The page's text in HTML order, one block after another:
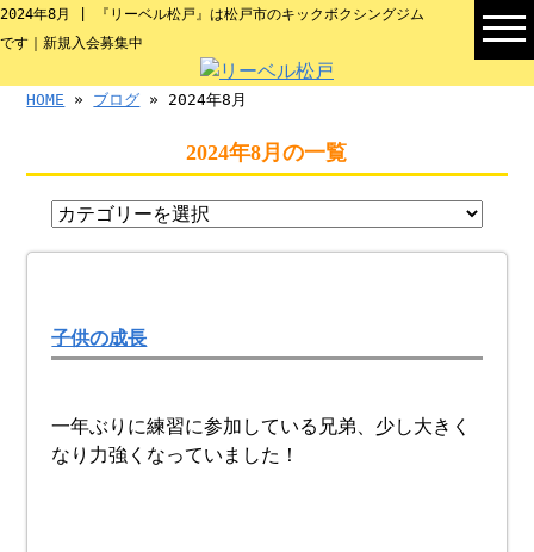
2024年8月 | 『リーベル松戸』は松戸市のキックボクシングジム
です｜新規入会募集中
HOME » ブログ » 2024年8月
2024年8月の一覧
子供の成長
一年ぶりに練習に参加している兄弟、少し大きく
なり力強くなっていました！